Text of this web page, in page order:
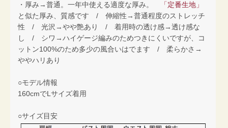
・厚み→普通。一年中使える適度な厚み。
「定番生地」
と似た厚み、質感です / 伸縮性→普通程度のストレッチ
性 / 光沢→やや艶あり / 着用時の透け感→透け感な
し / シワ→ハイゲージ編みのためつきにくいですが、コ
ットン100%のため多少の風合いはでます / 柔らかさ→
ややハリあり
○モデル情報
160cmでLサイズ着用
○サイズ目安